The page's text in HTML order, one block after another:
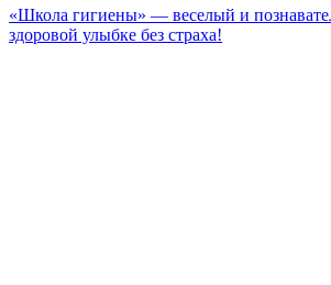
«Школа гигиены» — веселый и
здоровой улыбке без страха!